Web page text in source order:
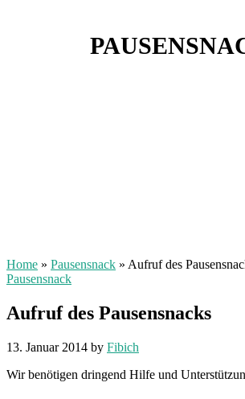
Home » Pausensnack » Aufruf des
Pausensnack
Aufruf des Pausensnacks
13. Januar 2014 by Fibich
Wir benötigen dringend Hilfe und